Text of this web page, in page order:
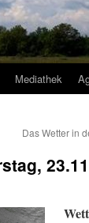
Mediathek
Das Wetter in